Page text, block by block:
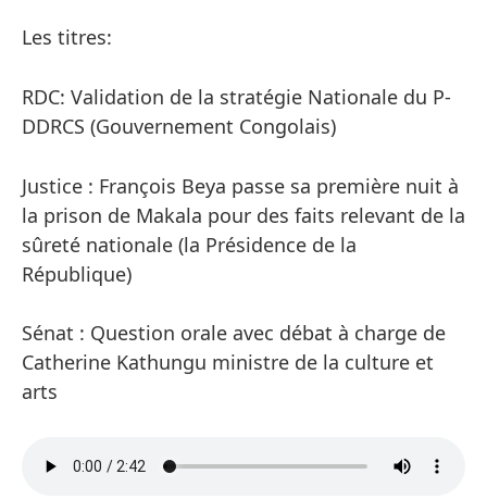
Les titres:
RDC: Validation de la stratégie Nationale du P-
DDRCS (Gouvernement Congolais)
Justice : François Beya passe sa première nuit à
la prison de Makala pour des faits relevant de la
sûreté nationale (la Présidence de la
République)
Sénat : Question orale avec débat à charge de
Catherine Kathungu ministre de la culture et
arts